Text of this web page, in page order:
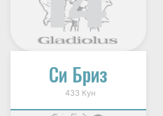
Си Бриз
433 Кун